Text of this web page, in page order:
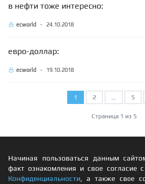
в нефти тоже интересно:
ecworld - 24.10.2018
евро-доллар:
ecworld - 19.10.2018
1 2 ... 5
Страница 1 из 5
Начиная пользоваться данным
факт ознакомления и свое согласие
Конфиденциальности , а также свое